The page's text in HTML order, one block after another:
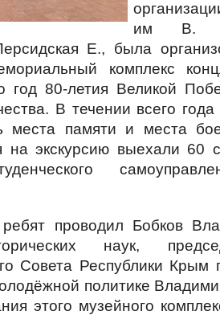
им В. И.
Е., была
комплекс
80-летия Великой
В течении всего
места памяти и места
экскурсию выехали 60
проводил Бобков
наук,
Совета Республики Крым
политике
этого музейного